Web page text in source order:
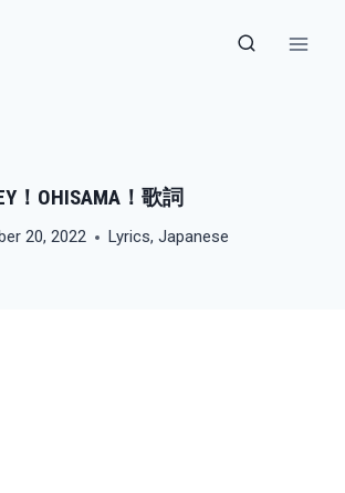
！OHISAMA！歌詞
20, 2022 Lyrics,Japanese